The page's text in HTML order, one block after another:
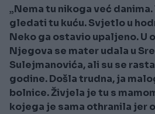
„Nema tu nikoga već danima.
gledati tu kuću. Svjetlo u
Neko ga ostavio upaljeno. U
Njegova se mater udala u
Sulejmanovića, ali su se
godine. Došla trudna, ja
bolnice. Živjela je tu s
kojega je sama othranila jer